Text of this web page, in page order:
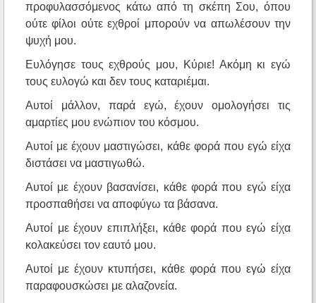
προφυλασσόμενος κάτω από τη σκέπη Σου, όπου
ούτε φίλοι ούτε εχθροί μπορούν να απωλέσουν την
ψυχή μου.
Ευλόγησε τους εχθρούς μου, Κύριε! Ακόμη κι εγώ
τους ευλογώ και δεν τους καταριέμαι.
Αυτοί μάλλον, παρά εγώ, έχουν ομολογήσει τις
αμαρτίες μου ενώπιον του κόσμου.
Αυτοί με έχουν μαστιγώσει, κάθε φορά που εγώ είχα
διστάσει να μαστιγωθώ.
Αυτοί με έχουν βασανίσει, κάθε φορά που εγώ είχα
προσπαθήσει να αποφύγω τα βάσανα.
Αυτοί με έχουν επιπλήξει, κάθε φορά που εγώ είχα
κολακεύσει τον εαυτό μου.
Αυτοί με έχουν κτυπήσει, κάθε φορά που εγώ είχα
παραφουσκώσει με αλαζονεία.